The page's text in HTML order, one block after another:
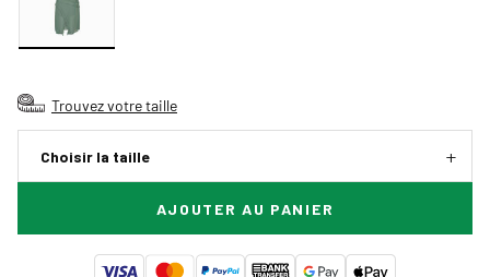
Trouvez votre taille
Choisir la taille
AJOUTER AU PANIER